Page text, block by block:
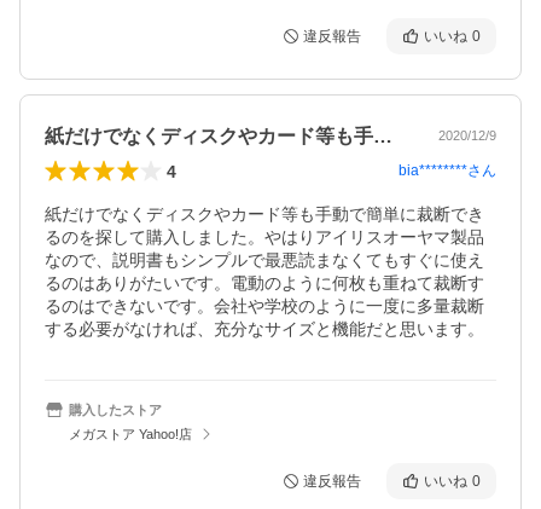
違反報告 いいね 0
紙だけでなくディスクやカード等も手動で… 2020/12/9
4 bia********さん
紙だけでなくディスクやカード等も手動で簡単に裁断でき
るのを探して購入しました。やはりアイリスオーヤマ製品
なので、説明書もシンプルで最悪読まなくてもすぐに使え
るのはありがたいです。電動のように何枚も重ねて裁断す
るのはできないです。会社や学校のように一度に多量裁断
する必要がなければ、充分なサイズと機能だと思います。
購入したストア
メガストア Yahoo!店
違反報告 いいね 0